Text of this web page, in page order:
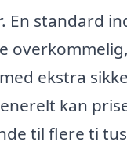
En standard
ekstra
kan
til flere ti